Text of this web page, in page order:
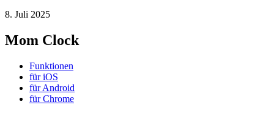
8. Juli 2025
Mom Clock
Funktionen
für iOS
für Android
für Chrome